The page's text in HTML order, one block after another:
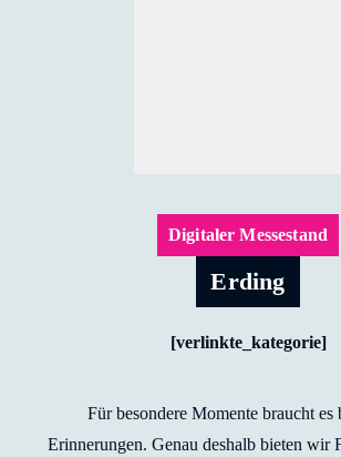
Digitaler Messestand
Erding
[verlinkte_kategorie]
Für besondere Momente braucht es
Erinnerungen. Genau deshalb bieten wir